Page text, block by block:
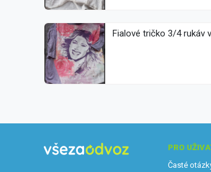
Fialové tričko 3/4 rukáv
PRO
Časté